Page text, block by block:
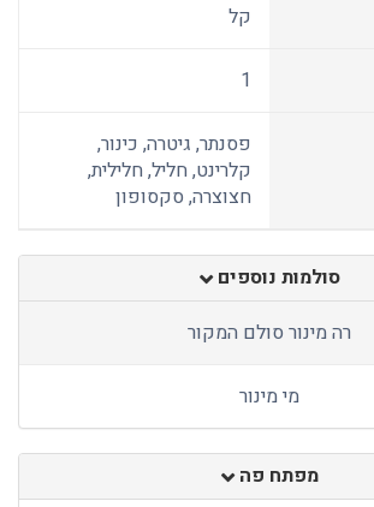
קל
1
פסנתר, גיטרה, כינור,
קלרינט, חליל, חלילית,
חצוצרה, סקסופון
סולמות נוספים
רה מינור סולם המקור
מי מינור
מפתח פה